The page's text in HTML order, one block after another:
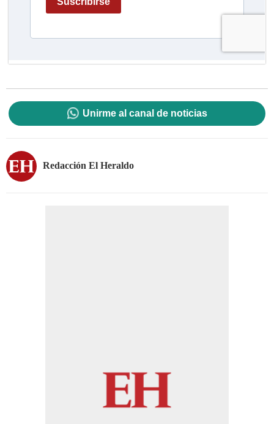
Unirme al canal de noticias
Redacción El Heraldo